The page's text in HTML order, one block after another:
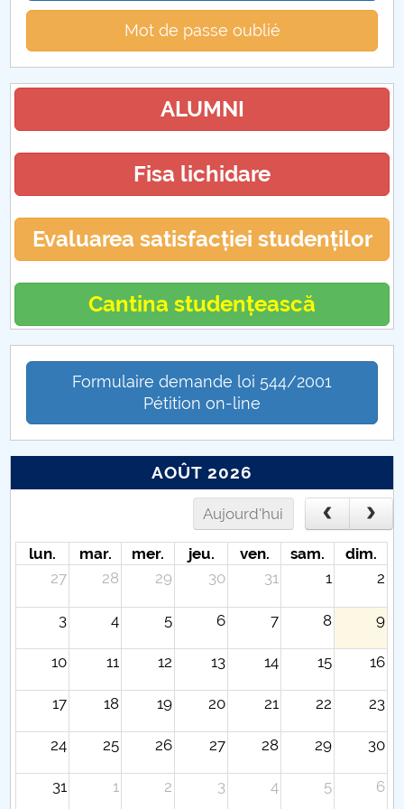
Mot de passe oublié
ALUMNI
Fisa lichidare
Evaluarea satisfacției studenților
Cantina studențească
Formulaire demande loi 544/2001
Pétition on-line
AOÛT 2026
Aujourd'hui
lun. mar. mer. jeu. ven. sam.
dim.
27
28 29 30 31 1 2
3 4 5 6 7 8 9
10 11 12 13 14 15 16
17 18 19 20 21 22 23
24 25 26 27 28 29 30
31 1 2 3 4 5 6